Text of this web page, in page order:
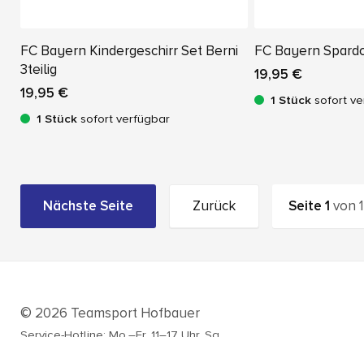
FC Bayern Kindergeschirr Set Berni
3teilig
19,95 €
1 Stück sofort verfügbar
FC Bayern
19,95 €
1 Stück sofort
Nächste Seite Zurück Seite1 von1
© 2026 Teamsport Hofbauer